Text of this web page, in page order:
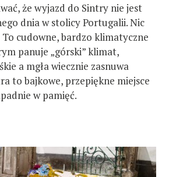
że wyjazd do Sintry nie jest
dnia w stolicy Portugalii. Nic
cudowne, bardzo klimatyczne
panuje „górski” klimat,
a mgła wiecznie zasnuwa
to bajkowe, przepiękne miejsce
w pamięć.